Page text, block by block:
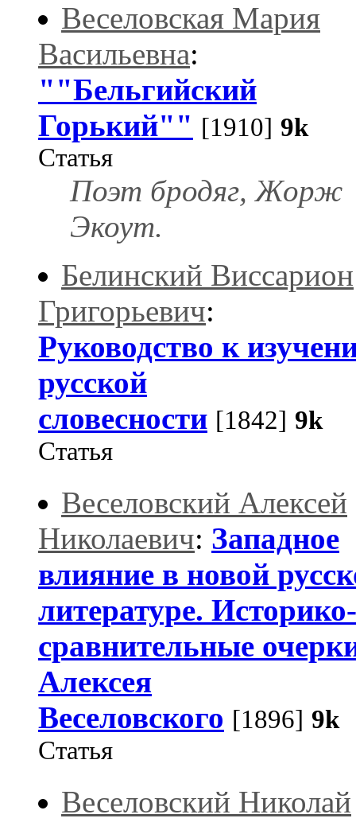
Веселовская Мария
Васильевна:
""Бельгийский
Горький"" [1910] 9k
Статья
Поэт бродяг, Жорж
Экоут.
Белинский Виссарион
Григорьевич:
Руководство к
русской
словесности [1842] 9k
Статья
Веселовский Алексей
Николаевич: Западное
влияние в новой
литературе. Историко-
сравнительные
Алексея
Веселовского [1896] 9k
Статья
Веселовский Николай